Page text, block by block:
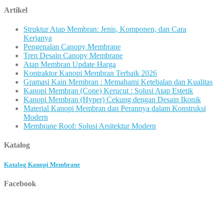
Artikel
Struktur Atap Membran: Jenis, Komponen, dan Cara
Kerjanya
Pengenalan Canopy Membrane
Tren Desain Canopy Membrane
Atap Membran Update Harga
Kontraktor Kanopi Membran Terbaik 2026
Gramasi Kain Membran : Memahami Ketebalan dan Kualitas
Kanopi Membran (Cone) Kerucut : Solusi Atap Estetik
Kanopi Membran (Hyper) Cekung dengan Desain Ikonik
Material Kanopi Membran dan Perannya dalam Konstruksi
Modern
Membrane Roof: Solusi Arsitektur Modern
Katalog
Katalog Kanopi Membrane
Facebook